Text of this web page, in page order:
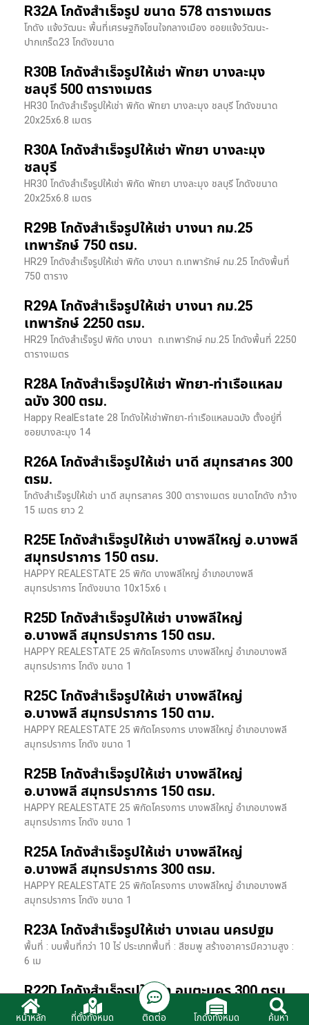
R32A โกดังสำเร็จรูป ขนาด 578 ตารางเมตร
โกดัง แจ้งวัฒนะ พื้นที่เศรษฐกิจโซนใจกลางเมือง ซอยแจ้งวัฒนะ-
ปากเกร็ด23 โกดังขนาด
R30B โกดังสำเร็จรูปให้เช่า พัทยา บางละมุง
ชลบุรี 500 ตารางเมตร
HR30 โกดังสำเร็จรูปให้เช่า พิกัด พัทยา บางละมุง ชลบุรี โกดังขนาด
20x25x6.8 เมตร
R30A โกดังสำเร็จรูปให้เช่า พัทยา บางละมุง
ชลบุรี
HR30 โกดังสำเร็จรูปให้เช่า พิกัด พัทยา บางละมุง ชลบุรี โกดังขนาด
20x25x6.8 เมตร
R29B โกดังสำเร็จรูปให้เช่า บางนา กม.25
เทพารักษ์ 750 ตรม.
HR29 โกดังสำเร็จรูปให้เช่า พิกัด บางนา​ ถ.เทพารักษ์ กม.25 โกดังพื้นที่
750 ตาราง
R29A โกดังสำเร็จรูปให้เช่า บางนา กม.25
เทพารักษ์ 2250 ตรม.
HR29 โกดังสำเร็จรูป พิกัด บางนา​ ถ.เทพารักษ์ กม.25 โกดังพื้นที่ 2250
ตารางเมตร
R28A โกดังสำเร็จรูปให้เช่า พัทยา-ท่าเรือแหลม
ฉบัง 300 ตรม.
Happy RealEstate 28 โกดังให้เช่าพัทยา-ท่าเรือแหลมฉบัง ตั้งอยู่ที่
ซอยบางละมุง 14
R26A โกดังสำเร็จรูปให้เช่า นาดี สมุทรสาคร 300
ตรม.
โกดังสำเร็จรูปให้เช่า นาดี สมุทรสาคร 300 ตารางเมตร ขนาดโกดัง กว้าง
15 เมตร ยาว 2
R25E โกดังสำเร็จรูปให้เช่า บางพลีใหญ่ อ.บางพลี
สมุทรปราการ 150 ตรม.
HAPPY REALESTATE 25 พิกัด บางพลีใหญ่ อำเภอบางพลี
สมุทรปราการ โกดังขนาด 10x15x6 เ
R25D โกดังสำเร็จรูปให้เช่า บางพลีใหญ่
อ.บางพลี สมุทรปราการ 150 ตรม.
HAPPY REALESTATE 25 พิกัดโครงการ บางพลีใหญ่ อำเภอบางพลี
สมุทรปราการ โกดัง ขนาด 1
R25C โกดังสำเร็จรูปให้เช่า บางพลีใหญ่
อ.บางพลี สมุทรปราการ 150 ตาม.
HAPPY REALESTATE 25 พิกัดโครงการ บางพลีใหญ่ อำเภอบางพลี
สมุทรปราการ โกดัง ขนาด 1
R25B โกดังสำเร็จรูปให้เช่า บางพลีใหญ่
อ.บางพลี สมุทรปราการ 150 ตรม.
HAPPY REALESTATE 25 พิกัดโครงการ บางพลีใหญ่ อำเภอบางพลี
สมุทรปราการ โกดัง ขนาด 1
R25A โกดังสำเร็จรูปให้เช่า บางพลีใหญ่
อ.บางพลี สมุทรปราการ 300 ตรม.
HAPPY REALESTATE 25 พิกัดโครงการ บางพลีใหญ่ อำเภอบางพลี
สมุทรปราการ โกดัง ขนาด 1
R23A โกดังสำเร็จรูปให้เช่า บางเลน นครปฐม
พื้นที่ : บนพื้นที่กว่า 10 ไร่ ประเภทพื้นที่ : สีชมพู สร้างอาคารมีความสูง :
6 เม
R22D โกดังสำเร็จรูปให้เช่า อมตะนคร 300 ตรม.
HR22 โกดังสำเร็จรูปให้เช่า พิกัด ติดนิคมอมตะนคร อ.พานทอง จ.ชลบุรี
รายละเอียดโรงง
หน้าหลัก ที่ตั้งทั้งหมด ติดต่อ โกดังทั้งหมด ค้นหา